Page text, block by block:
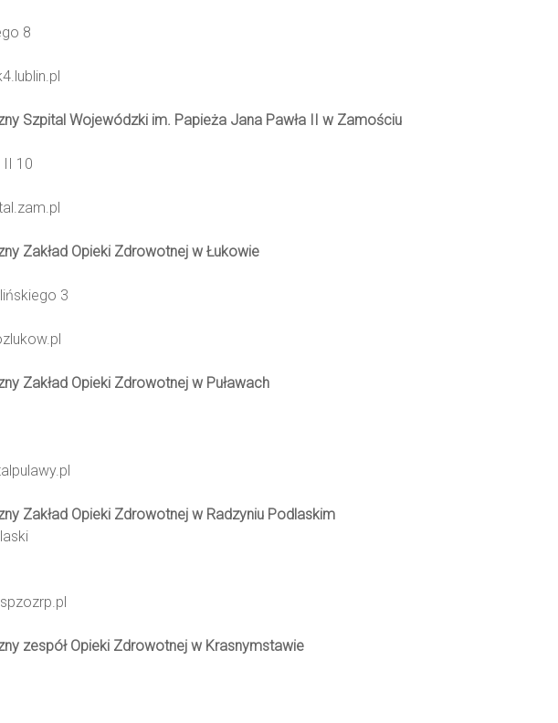
8
Szpital Wojewódzki im. Papieża Jana Pawła II w Zamościu
II 10
Zakład Opieki Zdrowotnej w Łukowie
3
Zakład Opieki Zdrowotnej w Puławach
Zakład Opieki Zdrowotnej w Radzyniu Podlaskim
zespół Opieki Zdrowotnej w Krasnymstawie